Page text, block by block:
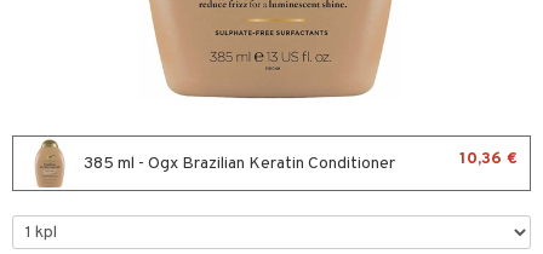
385 ml - Ogx Brazilian Keratin Conditioner 10,36 €
& Antifrizz